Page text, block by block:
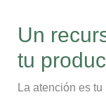
Un
tu
La atención es
fácil
para